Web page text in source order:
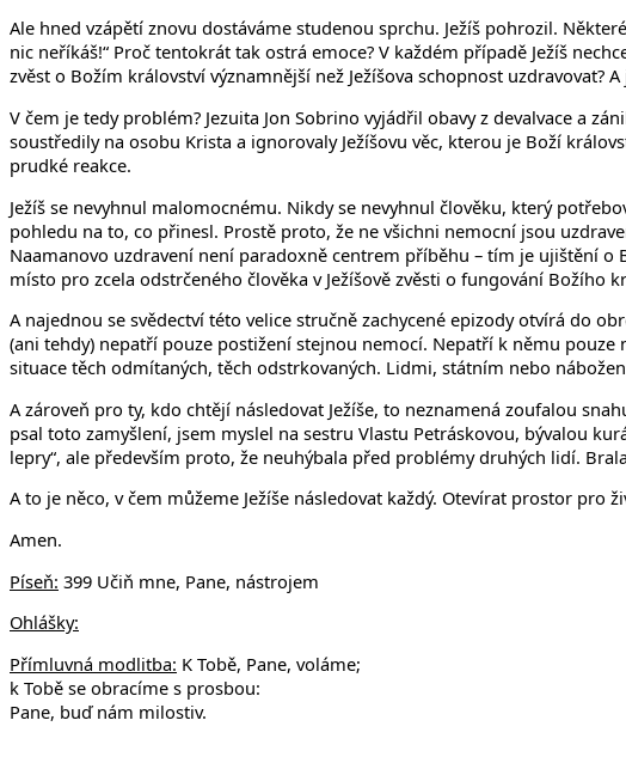
Ale hned vzápětí znovu dostáváme studenou sprchu. Ježíš pohrozil.
nic neříkáš!“ Proč tentokrát tak ostrá emoce? V každém případě Ježíš
zvěst o Božím království významnější než Ježíšova schopnost
V čem je tedy problém? Jezuita Jon Sobrino vyjádřil obavy z devalvace a
soustředily na osobu Krista a ignorovaly Ježíšovu věc, kterou je Boží
prudké reakce.
Ježíš se nevyhnul malomocnému. Nikdy se nevyhnul člověku, který
pohledu na to, co přinesl. Prostě proto, že ne všichni nemocní jsou
Naamanovo uzdravení není paradoxně centrem příběhu – tím je ujištění
místo pro zcela odstrčeného člověka v Ježíšově zvěsti o fungování Božího
A najednou se svědectví této velice stručně zachycené epizody otvírá do
(ani tehdy) nepatří pouze postižení stejnou nemocí. Nepatří k němu
situace těch odmítaných, těch odstrkovaných. Lidmi, státním nebo
A zároveň pro ty, kdo chtějí následovat Ježíše, to neznamená zoufalou
psal toto zamyšlení, jsem myslel na sestru Vlastu Petráskovou, bývalou
lepry“, ale především proto, že neuhýbala před problémy druhých lidí.
A to je něco, v čem můžeme Ježíše následovat každý. Otevírat prostor
Amen.
Píseň: 399 Učiň mne, Pane, nástrojem
Ohlášky:
Přímluvná modlitba: K Tobě, Pane, voláme;
k Tobě se obracíme s prosbou:
Pane, buď nám milostiv.